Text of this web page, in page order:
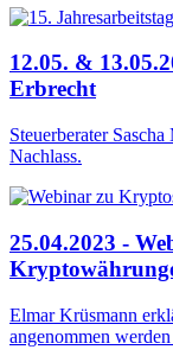
12.05. &
Erbrecht
Steuerberater
Nachlass.
25.04.2023 -
Elmar Krüsmann
angenommen